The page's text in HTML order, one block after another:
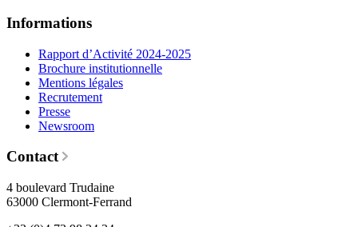
Informations
Rapport d’Activité 2024-2025
Brochure institutionnelle
Mentions légales
Recrutement
Presse
Newsroom
Contact
4 boulevard Trudaine
63000 Clermont-Ferrand